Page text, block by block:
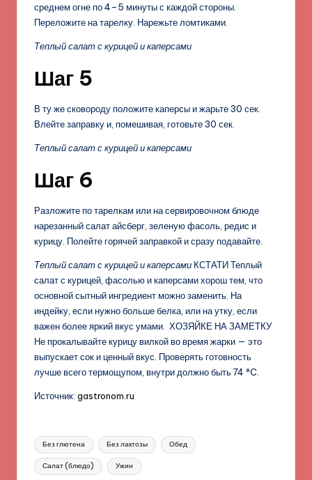
среднем огне по 4–5 минуты с каждой стороны.
Переложите на тарелку. Нарежьте ломтиками.
Теплый салат с курицей и каперсами
Шаг 5
В ту же сковороду положите каперсы и жарьте 30 сек.
Влейте заправку и, помешивая, готовьте 30 сек.
Теплый салат с курицей и каперсами
Шаг 6
Разложите по тарелкам или на сервировочном блюде
нарезанный салат айсберг, зеленую фасоль, редис и
курицу. Полейте горячей заправкой и сразу подавайте.
Теплый салат с курицей и каперсами КСТАТИ Теплый
салат с курицей, фасолью и каперсами хорош тем, что
основной сытный ингредиент можно заменить. На
индейку, если нужно больше белка, или на утку, если
важен более яркий вкус умами. ХОЗЯЙКЕ НА ЗАМЕТКУ
Не прокалывайте курицу вилкой во время жарки — это
выпускает сок и ценный вкус. Проверять готовность
лучше всего термощупом, внутри должно быть 74 °C.
Источник: gastronom.ru
Метки:
Без глютена Без лактозы Обед
Салат (блюдо) Ужин